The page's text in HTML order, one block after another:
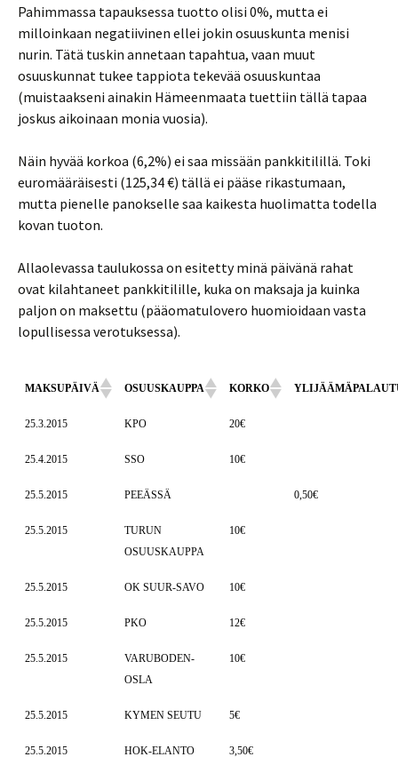
Pahimmassa tapauksessa tuotto olisi 0%, mutta ei
milloinkaan negatiivinen ellei jokin osuuskunta menisi
nurin. Tätä tuskin annetaan tapahtua, vaan muut
osuuskunnat tukee tappiota tekevää osuuskuntaa
(muistaakseni ainakin Hämeenmaata tuettiin tällä tapaa
joskus aikoinaan monia vuosia).
Näin hyvää korkoa (6,2%) ei saa missään pankkitilillä. Toki
euromääräisesti (125,34 €) tällä ei pääse rikastumaan,
mutta pienelle panokselle saa kaikesta huolimatta todella
kovan tuoton.
Allaolevassa taulukossa on esitetty minä päivänä rahat
ovat kilahtaneet pankkitilille, kuka on maksaja ja kuinka
paljon on maksettu (pääomatulovero huomioidaan vasta
lopullisessa verotuksessa).
MAKSUPÄIVÄ OSUUSKAUPPA KORKO
25.3.2015 KPO 20€
25.4.2015 SSO 10€
25.5.2015 PEEÄSSÄ 0,50€
25.5.2015
TURUN
OSUUSKAUPPA
10€
25.5.2015 OK SUUR-SAVO 10€
25.5.2015 PKO 12€
25.5.2015
VARUBODEN-
OSLA
10€
25.5.2015 KYMEN SEUTU 5€
25.5.2015 HOK-ELANTO 3,50€